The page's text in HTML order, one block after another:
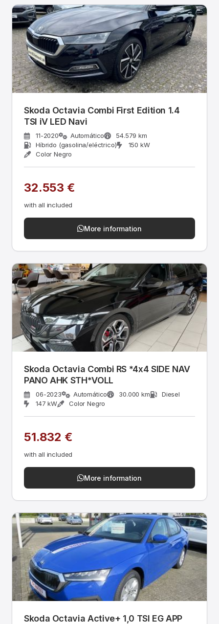
Skoda Octavia Combi First Edition 1.4
TSI iV LED Navi
11-2020 Automático
54.579 km
Híbrido (gasolina/eléctrico)
150 kW
Color Negro
32.553 €
with all included
More information
Skoda Octavia Combi RS *4x4 SIDE NAV
PANO AHK STH*VOLL
06-2023 Automático 30.000 km
Diesel
147 kW
Color Negro
51.832 €
with all included
More information
Skoda Octavia Active+ 1,0 TSI EG APP